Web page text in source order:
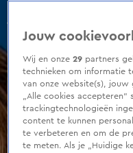
of
minutes,
18
seconds
Jouw
Wij en onze29 partners
technieken om informatie
van onze website(s), jouw
„Alle cookies
trackingtechnologieën
content te kunnen
te verbeteren en om de
te meten. Als je „Huidige